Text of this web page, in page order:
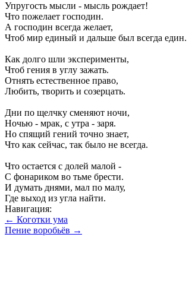
Упругость мысли - мысль рождает!
Что пожелает господин.
А господин всегда желает,
Чтоб мир единый и дальше был всегда един.
Как долго шли эксперименты,
Чтоб гения в углу зажать.
Отнять естественное право,
Любить, творить и созерцать.
Дни по щелчку сменяют ночи,
Ночью - мрак, с утра - заря.
Но спящий гений точно знает,
Что как сейчас, так было не всегда.
Что остается с долей малой -
С фонариком во тьме брести.
И думать днями, мал по малу,
Где выход из угла найти.
Навигация:
← Коготки ума
Пение воробьёв →